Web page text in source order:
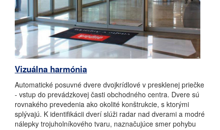
Vizuálna harmónia
Automatické posuvné dvere dvojkrídlové v presklenej priečke
- vstup do prevádzkovej časti obchodného centra. Dvere sú
rovnakého prevedenia ako okolité konštrukcie, s ktorými
splývajú. K identifikácii dverí slúži radar nad dverami a modré
nálepky trojuholníkového tvaru, naznačujúce smer pohybu